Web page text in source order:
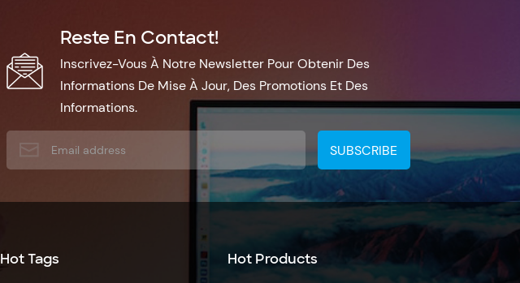
Reste En Contact!
Inscrivez-Vous À Notre Newsletter Pour Obtenir Des
Informations De Mise À Jour, Des Promotions Et Des
Informations.
Hot Tags Hot Products